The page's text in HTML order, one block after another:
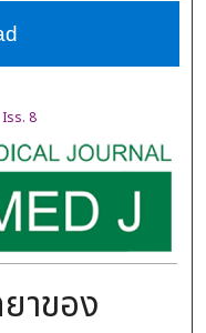
Iss. 8
าของ